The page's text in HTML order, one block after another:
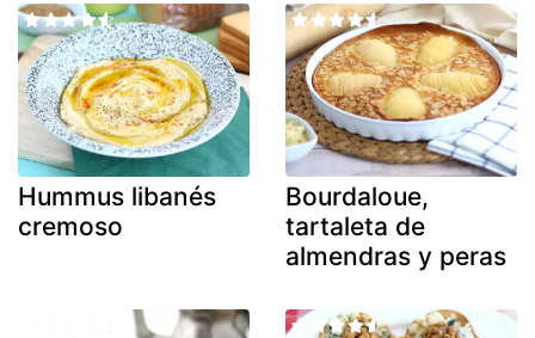
Hummus libanés
cremoso
Bourdaloue,
tartaleta de
almendras y peras